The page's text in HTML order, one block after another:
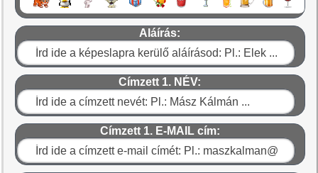
Aláírás:
Címzett 1. NÉV:
Címzett 1. E-MAIL cím: